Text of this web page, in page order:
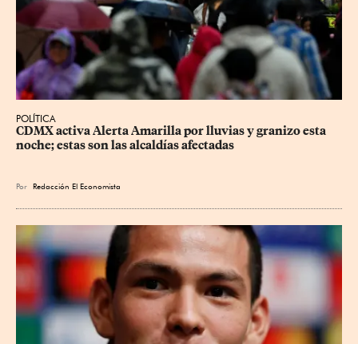
POLÍTICA
CDMX activa Alerta Amarilla por lluvias y granizo esta
noche; estas son las alcaldías afectadas
Por Redacción El Economista